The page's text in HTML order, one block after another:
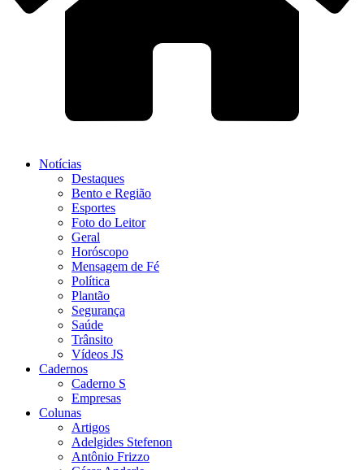
Notícias
Destaques
Bento e Região
Esportes
Foto do Leitor
Geral
Horóscopo
Mensagem de Fé
Política
Plantão
Segurança
Saúde
Trânsito
Vídeos JS
Cadernos
Caderno S
Empresas
Colunas
Artigos
Adelgides Stefenon
Antônio Frizzo